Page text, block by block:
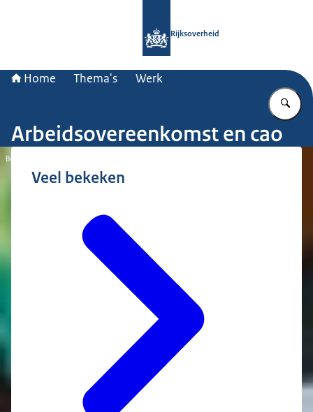
Rijksoverheid
Home Thema's Werk
Arbeidsovereenkomst en cao
Beeld: © Nationale Beeldbank / Eugenie
Veel bekeken